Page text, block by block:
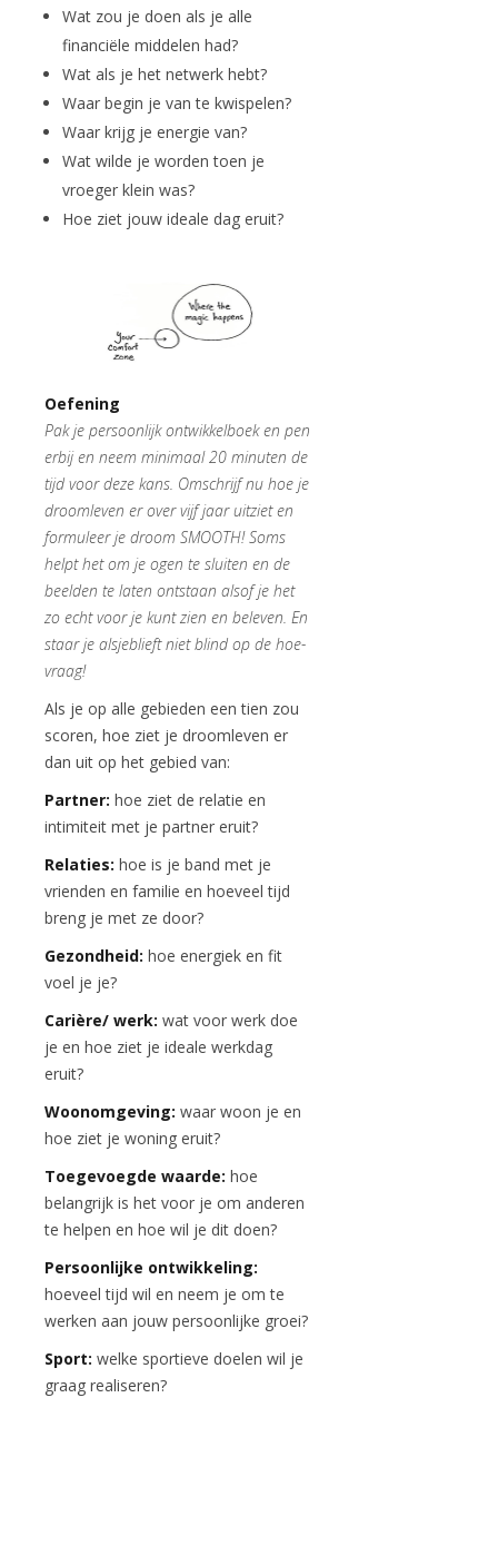
Wat zou je doen als je alle
financiële middelen had?
Wat als je het netwerk hebt?
Waar begin je van te kwispelen?
Waar krijg je energie van?
Wat wilde je worden toen je
vroeger klein was?
Hoe ziet jouw ideale dag eruit?
Oefening
Pak je persoonlijk ontwikkelboek en pen
erbij en neem minimaal 20 minuten de
tijd voor deze kans. Omschrijf nu hoe je
droomleven er over vijf jaar uitziet en
formuleer je droom SMOOTH! Soms
helpt het om je ogen te sluiten en de
beelden te laten ontstaan alsof je het
zo echt voor je kunt zien en beleven. En
staar je alsjeblieft niet blind op de hoe-
vraag!
Als je op alle gebieden een tien zou
scoren, hoe ziet je droomleven er
dan uit op het gebied van:
Partner: hoe ziet de relatie en
intimiteit met je partner eruit?
Relaties: hoe is je band met je
vrienden en familie en hoeveel tijd
breng je met ze door?
Gezondheid: hoe energiek en fit
voel je je?
Carière/ werk: wat voor werk doe
je en hoe ziet je ideale werkdag
eruit?
Woonomgeving: waar woon je en
hoe ziet je woning eruit?
Toegevoegde waarde: hoe
belangrijk is het voor je om anderen
te helpen en hoe wil je dit doen?
Persoonlijke ontwikkeling:
hoeveel tijd wil en neem je om te
werken aan jouw persoonlijke groei?
Sport: welke sportieve doelen wil je
graag realiseren?